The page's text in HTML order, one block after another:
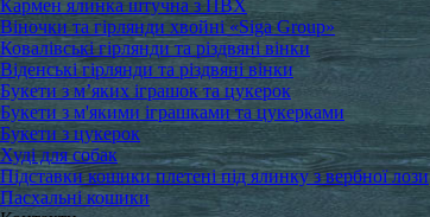
Кармен ялинка штучна з ПВХ
Віночки та гірлянди хвойні «Siga Group»
Ковалівські гірлянди та різдвяні вінки
Віденські гірлянди та різдвяні вінки
Букети з м’яких іграшок та цукерок
Букети з м'якими іграшками та цукерками
Букети з цукерок
Худі для собак
Підставки кошики плетені під ялинку з вербної лози
Пасхальні кошики